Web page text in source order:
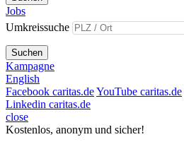
Jobs
Umkreissuche
Suchen
Kampagne
English
Facebook caritas.deYouTube caritas.de
Linkedin caritas.de
close
Kostenlos, anonym und sicher!